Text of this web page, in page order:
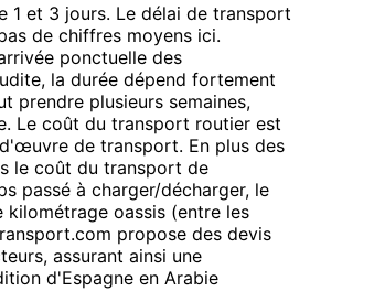
1 et 3 jours. Le délai de transport
de chiffres moyens ici.
ponctuelle des
la durée dépend fortement
prendre plusieurs semaines,
Le coût du transport routier est
de transport. En plus des
le coût du transport de
passé à charger/décharger, le
oassis (entre les
propose des devis
assurant ainsi une
d'Espagne en Arabie